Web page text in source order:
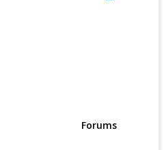
Forums